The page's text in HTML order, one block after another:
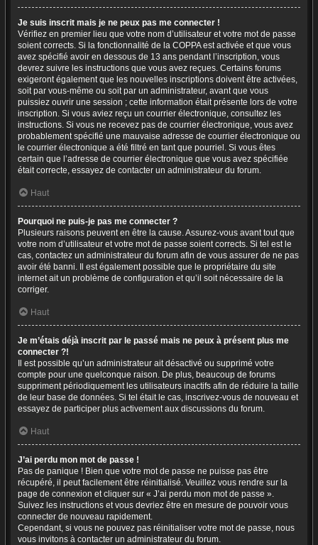
Je suis inscrit mais je ne peux pas me connecter !
Vérifiez en premier lieu que votre nom d’utilisateur et votre mot de passe
soient corrects. Si la fonctionnalité de la COPPA est activée et que vous
avez spécifié avoir en dessous de 13 ans pendant l’inscription, vous
devrez suivre les instructions que vous avez reçues. Certains forums
exigeront également que les nouvelles inscriptions doivent être activées,
soit par vous-même ou soit par un administrateur, avant que vous
puissiez ouvrir une session ; cette information était présente lors de votre
inscription. Si vous aviez reçu un courrier électronique, consultez les
instructions. Si vous ne recevez pas de courrier électronique, vous avez
probablement spécifié une mauvaise adresse de courrier électronique ou
le courrier électronique a été filtré en tant que pourriel. Si vous êtes
certain que l’adresse de courrier électronique que vous avez spécifiée
était correcte, essayez de contacter un administrateur du forum.
Haut
Pourquoi ne puis-je pas me connecter ?
Plusieurs raisons peuvent en être la cause. Assurez-vous avant tout que
votre nom d’utilisateur et votre mot de passe soient corrects. Si tel est le
cas, contactez un administrateur du forum afin de vous assurer de ne pas
avoir été banni. Il est également possible que le propriétaire du site
internet ait un problème de configuration et qu’il soit nécessaire de la
corriger.
Haut
Je m’étais déjà inscrit par le passé mais ne peux à présent plus me
connecter ?!
Il est possible qu’un administrateur ait désactivé ou supprimé votre
compte pour une quelconque raison. De plus, beaucoup de forums
suppriment périodiquement les utilisateurs inactifs afin de réduire la taille
de leur base de données. Si tel était le cas, inscrivez-vous de nouveau et
essayez de participer plus activement aux discussions du forum.
Haut
J’ai perdu mon mot de passe !
Pas de panique ! Bien que votre mot de passe ne puisse pas être
récupéré, il peut facilement être réinitialisé. Veuillez vous rendre sur la
page de connexion et cliquer sur « J’ai perdu mon mot de passe ».
Suivez les instructions et vous devriez être en mesure de pouvoir vous
connecter de nouveau rapidement.
Cependant, si vous ne pouvez pas réinitialiser votre mot de passe, nous
vous invitons à contacter un administrateur du forum.